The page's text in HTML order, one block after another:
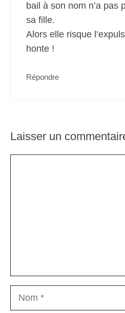
bail à son nom n’a pas
sa fille.
Alors elle risque
honte !
Répondre
Laisser un
Nom